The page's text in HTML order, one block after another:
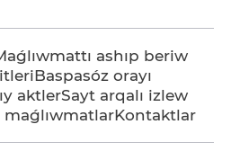
ashıp beriw
Baspasóz orayı
aktlerSayt arqalı izlew
maǵlıwmatlarKontaktlar